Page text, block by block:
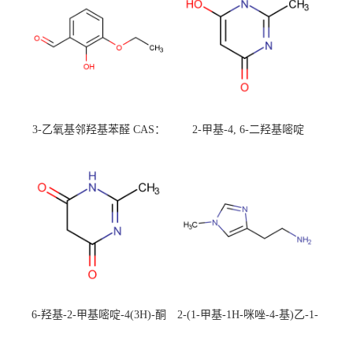
3-乙氧基邻羟基苯醛 CAS：
校可先用后付
2-甲基-4, 6-二羟基嘧啶
6-羟基-2-甲基嘧啶-4(3H)-酮
2-(1-甲基-1H-咪唑-4-基)乙-1-